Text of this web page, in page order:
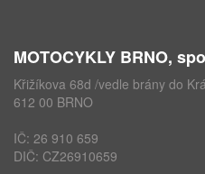
MOTOCYKLY BRNO,
Křižíkova 68d /vedle brány do
612 00 BRNO
IČ: 26 910 659
DIČ: CZ26910659